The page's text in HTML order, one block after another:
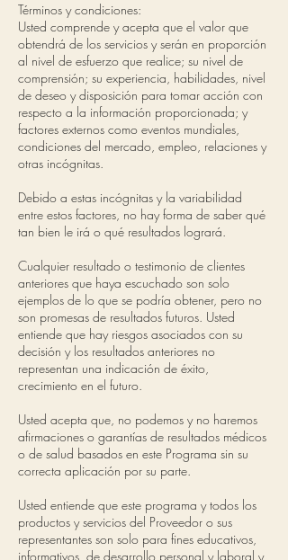
Términos y condiciones:
Usted comprende y acepta que el valor que
obtendrá de los servicios y serán en proporción
al nivel de esfuerzo que realice; su nivel de
comprensión; su experiencia, habilidades, nivel
de deseo y disposición para tomar acción con
respecto a la información proporcionada; y
factores externos como eventos mundiales,
condiciones del mercado, empleo, relaciones y
otras incógnitas.
Debido a estas incógnitas y la variabilidad
entre estos factores, no hay forma de saber qué
tan bien le irá o qué resultados logrará.
Cualquier resultado o testimonio de clientes
anteriores que haya escuchado son solo
ejemplos de lo que se podría obtener, pero no
son promesas de resultados futuros. Usted
entiende que hay riesgos asociados con su
decisión y los resultados anteriores no
representan una indicación de éxito,
crecimiento en el futuro.
Usted acepta que, no podemos y no haremos
afirmaciones o garantías de resultados médicos
o de salud basados en este Programa sin su
correcta aplicación por su parte.
Usted entiende que este programa y todos los
productos y servicios del Proveedor o sus
representantes son solo para fines educativos,
informativos, de desarrollo personal y laboral y